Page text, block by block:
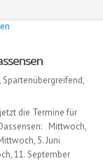
,Spartenübergreifend,
die Termine für
Mittwoch,
5. Juni
11. September